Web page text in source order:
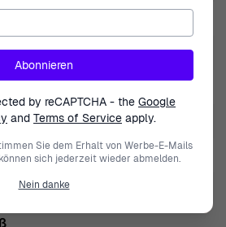
Individualität und sind perfekt
einzigartigen Stil ausdrücken
unterstreichen möchten.
auf die Kreation von
nur funkeln, sondern auch
wodurch sie zu wertvollen
Generationen werden. Entdecken
Reiz der Kunstfertigkeit von
ihren Schmuck Ihre Eleganz
Abonnieren
by reCAPTCHA - the Google
and Terms of Service apply.
Sie dem Erhalt von Werbe-E-Mails
sich jederzeit wieder abmelden.
Nein danke